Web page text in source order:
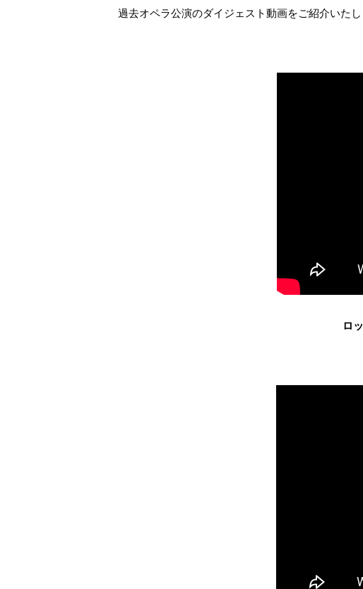
過去オペラ公演のダイジェスト動画をご紹介いたし
ロ